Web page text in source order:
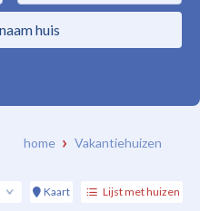
home Vakantiehuizen
Kaart Lijst met huizen